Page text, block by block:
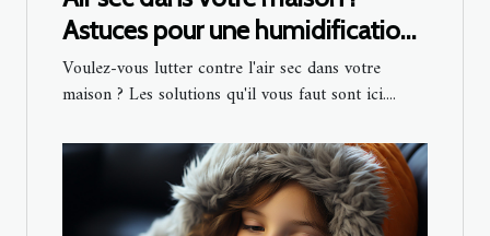
Astuces pour une humidification
saine
Voulez-vous lutter contre l'air sec dans votre
maison ? Les solutions qu'il vous faut sont ici....